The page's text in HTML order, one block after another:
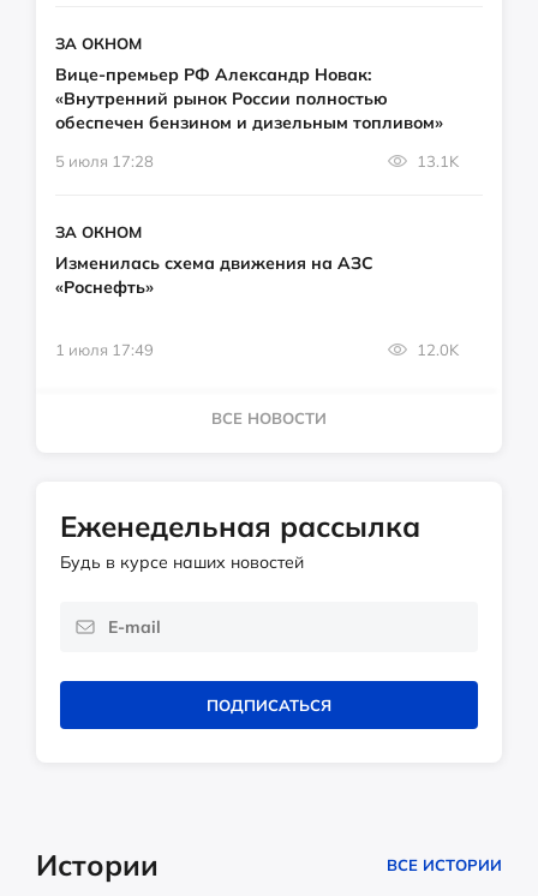
ЗА ОКНОМ
Вице-премьер РФ Александр Новак:
«Внутренний рынок России полностью
обеспечен бензином и дизельным топливом»
5 июля 17:28 13.1K
ЗА ОКНОМ
Изменилась схема движения на АЗС
«Роснефть»
1 июля 17:49 12.0K
ВСЕ НОВОСТИ
Еженедельная рассылка
Будь в курсе наших новостей
ПОДПИСАТЬСЯ
Истории ВСЕ ИСТОРИИ